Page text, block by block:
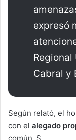
expresó
Cabral y
Según relató, el
con el alegado